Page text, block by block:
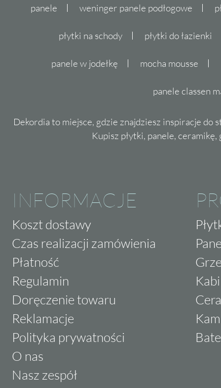
panele weninger panele podłogowe
płytki na schody płytki do łazienki
panele w jodełkę mocha mousse
panele classen
Dekordia to miejsce, gdzie znajdziesz inspiracje do
Kupisz płytki, panele,
INFORMACJE
Koszt dostawy
Czas realizacji zamówienia
Płatność
Regulamin
Doręczenie towaru
Reklamacje
Polityka prywatności
O nas
Nasz zespół